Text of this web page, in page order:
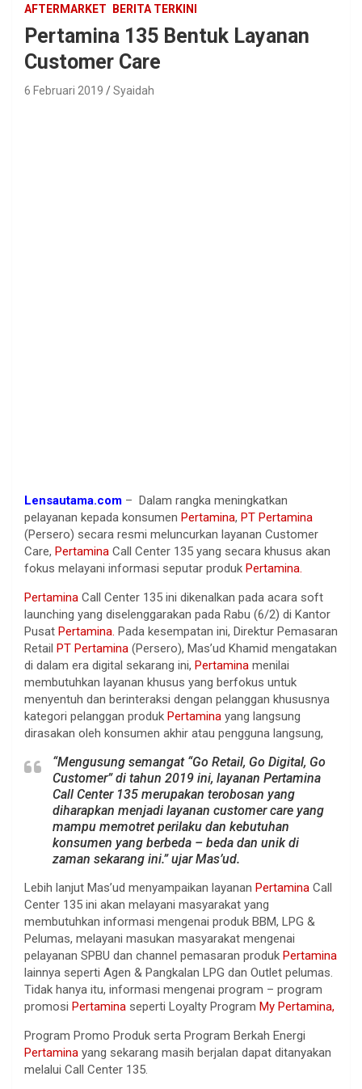
AFTERMARKET BERITA TERKINI
Pertamina 135 Bentuk Layanan
Customer Care
6 Februari 2019 Syaidah
Lensautama.com – Dalam rangka meningkatkan
pelayanan kepada konsumen Pertamina, PT Pertamina
(Persero) secara resmi meluncurkan layanan Customer
Care, Pertamina Call Center 135 yang secara khusus akan
fokus melayani informasi seputar produk Pertamina.
Pertamina Call Center 135 ini dikenalkan pada acara soft
launching yang diselenggarakan pada Rabu (6/2) di Kantor
Pusat Pertamina. Pada kesempatan ini, Direktur Pemasaran
Retail PT Pertamina (Persero), Mas’ud Khamid mengatakan
di dalam era digital sekarang ini, Pertamina menilai
membutuhkan layanan khusus yang berfokus untuk
menyentuh dan berinteraksi dengan pelanggan khususnya
kategori pelanggan produk Pertamina yang langsung
dirasakan oleh konsumen akhir atau pengguna langsung,
“Mengusung semangat “Go Retail, Go Digital, Go
Customer” di tahun 2019 ini, layanan Pertamina
Call Center 135 merupakan terobosan yang
diharapkan menjadi layanan customer care yang
mampu memotret perilaku dan kebutuhan
konsumen yang berbeda – beda dan unik di
zaman sekarang ini.” ujar Mas’ud.
Lebih lanjut Mas’ud menyampaikan layanan Pertamina Call
Center 135 ini akan melayani masyarakat yang
membutuhkan informasi mengenai produk BBM, LPG &
Pelumas, melayani masukan masyarakat mengenai
pelayanan SPBU dan channel pemasaran produk Pertamina
lainnya seperti Agen & Pangkalan LPG dan Outlet pelumas.
Tidak hanya itu, informasi mengenai program – program
promosi Pertamina seperti Loyalty Program My Pertamina,
Program Promo Produk serta Program Berkah Energi
Pertamina yang sekarang masih berjalan dapat ditanyakan
melalui Call Center 135.